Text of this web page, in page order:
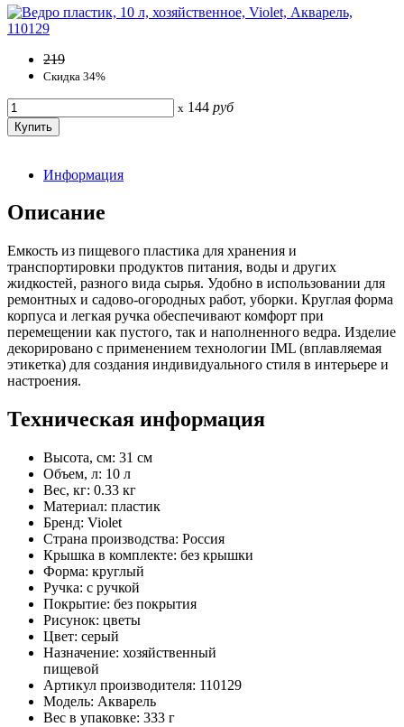
219
Скидка 34%
x 144 руб
Информация
Описание
Емкость из пищевого пластика для хранения и
транспортировки продуктов питания, воды и других
жидкостей, разного вида сырья. Удобно в использовании для
ремонтных и садово-огородных работ, уборки. Круглая форма
корпуса и легкая ручка обеспечивают комфорт при
перемещении как пустого, так и наполненного ведра. Изделие
декорировано с применением технологии IML (вплавляемая
этикетка) для создания индивидуального стиля в интерьере и
настроения.
Техническая информация
Высота, см: 31 см
Объем, л: 10 л
Вес, кг: 0.33 кг
Материал: пластик
Бренд: Violet
Страна производства: Россия
Крышка в комплекте: без крышки
Форма: круглый
Ручка: с ручкой
Покрытие: без покрытия
Рисунок: цветы
Цвет: серый
Назначение: хозяйственный
пищевой
Артикул производителя: 110129
Модель: Акварель
Вес в упаковке: 333 г